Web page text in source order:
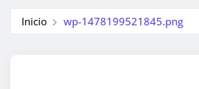
Inicio wp-1478199521845.png